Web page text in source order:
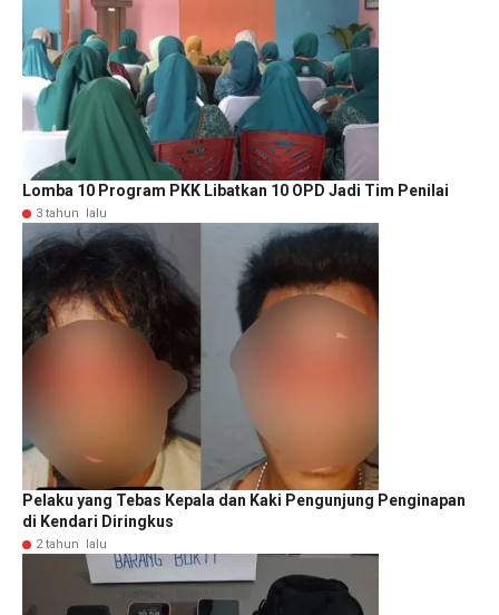
Lomba 10 Program PKK Libatkan 10 OPD Jadi Tim Penilai
3 tahun lalu
Pelaku yang Tebas Kepala dan Kaki Pengunjung Penginapan
di Kendari Diringkus
2 tahun lalu